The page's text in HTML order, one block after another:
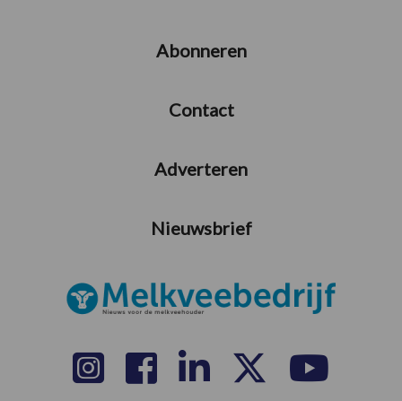
Abonneren
Contact
Adverteren
Nieuwsbrief